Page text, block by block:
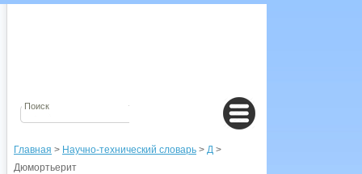
Главная > Научно-технический словарь > Д >
Дюмортьерит